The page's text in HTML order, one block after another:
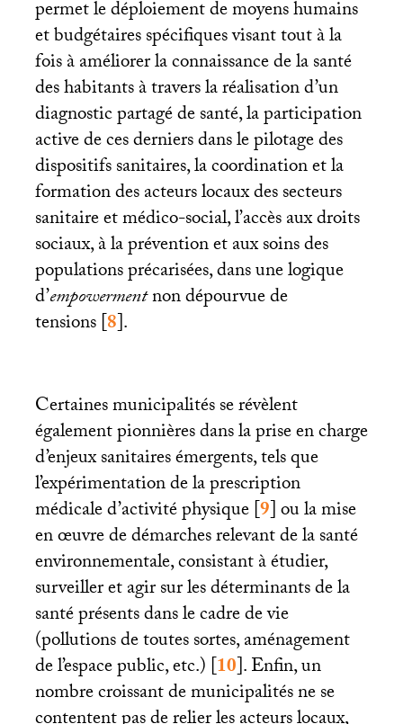
permet le déploiement de moyens humains
et budgétaires spécifiques visant tout à la
fois à améliorer la connaissance de la santé
des habitants à travers la réalisation d’un
diagnostic partagé de santé, la participation
active de ces derniers dans le pilotage des
dispositifs sanitaires, la coordination et la
formation des acteurs locaux des secteurs
sanitaire et médico-social, l’accès aux droits
sociaux, à la prévention et aux soins des
populations précarisées, dans une logique
d’empowermentnon dépourvue de
tensions[8].
Certaines municipalités se révèlent
également pionnières dans la prise en charge
d’enjeux sanitaires émergents, tels que
l’expérimentation de la prescription
médicale d’activité physique[9]ou la mise
en œuvre de démarches relevant de la santé
environnementale, consistant à étudier,
surveiller et agir sur les déterminants de la
santé présents dans le cadre de vie
(pollutions de toutes sortes, aménagement
de l’espace public, etc.)[10]. Enfin, un
nombre croissant de municipalités ne se